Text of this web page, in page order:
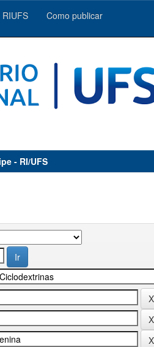
Como publicar
- RI/UFS